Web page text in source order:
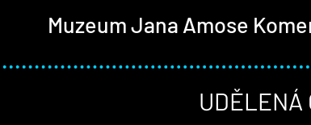
Muzeum Jana Amose
UDĚLENÁ